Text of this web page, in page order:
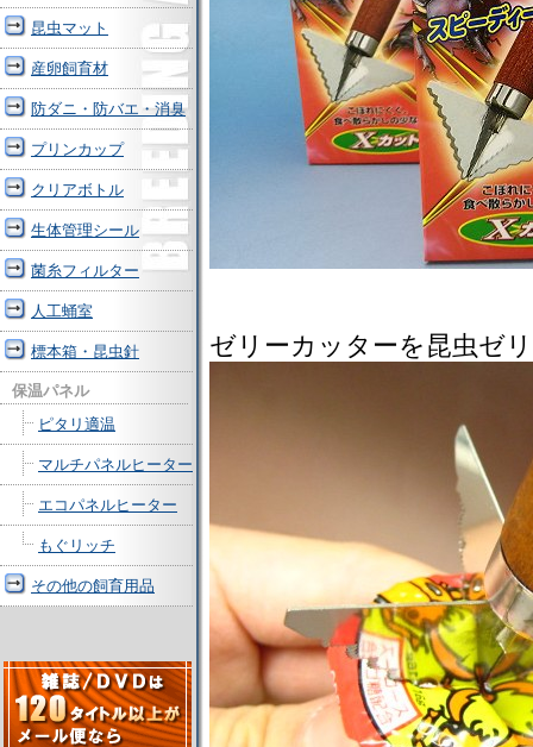
ゼリーカッターを昆虫ゼ
昆虫マット
産卵飼育材
防ダニ・防バエ・消臭
プリンカップ
クリアボトル
生体管理シール
菌糸フィルター
人工蛹室
標本箱・昆虫針
保温パネル
ピタリ適温
マルチパネルヒーター
エコパネルヒーター
もぐリッチ
その他の飼育用品